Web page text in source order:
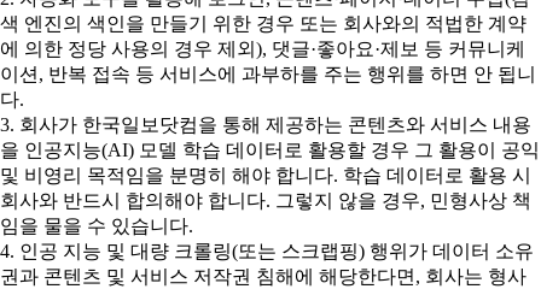
색 엔진의 색인을 만들기 위한 경우 또는 회사와의 적법한 계약
에 의한 정당 사용의 경우 제외), 댓글·좋아요·제보 등 커뮤니케
이션, 반복 접속 등 서비스에 과부하를 주는 행위를 하면 안 됩니
다.
3. 회사가 한국일보닷컴을 통해 제공하는 콘텐츠와 서비스 내용
을 인공지능(AI) 모델 학습 데이터로 활용할 경우 그 활용이 공익
및 비영리 목적임을 분명히 해야 합니다. 학습 데이터로 활용 시
회사와 반드시 합의해야 합니다. 그렇지 않을 경우, 민형사상 책
임을 물을 수 있습니다.
4. 인공 지능 및 대량 크롤링(또는 스크랩핑) 행위가 데이터 소유
권과 콘텐츠 및 서비스 저작권 침해에 해당한다면, 회사는 형사